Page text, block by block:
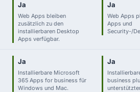
Ja
Web Apps bleiben
zusätzlich zu den
installierbaren Desktop
Apps verfügbar.
Ja
Web Apps
Apps und
Security-/
Ja
Installierbare Microsoft
365 Apps for business für
Windows und Mac.
Ja
business